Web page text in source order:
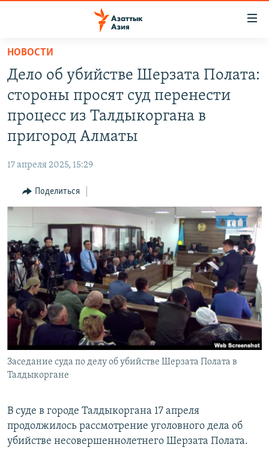
Вернуться
основному
содержанию
Вернутся
главной
Вернутся
поиску
ЦЕНТРАЛЬНАЯ АЗИЯ
НОВОСТИ
ВОЙНА В УКРАИНЕ
НА ДРУГИХ ЯЗЫКАХ
КЫРГЫЗЧА
ЎЗБЕКЧА
TÜRKMENÇE
ПОДПИШИТЕСЬ НА НАС В СОЦСЕТЯХ
НОВОСТИ
Дело об убийстве Шерзата Полата:
стороны просят суд перенести
процесс из Талдыкоргана в
пригород Алматы
17 апреля 2025, 15:29
Поделиться
Заседание суда по делу об убийстве Шерзата Полата в
Талдыкоргане
В суде в городе Талдыкоргана 17 апреля
продолжилось рассмотрение уголовного дела об
убийстве несовершеннолетнего Шерзата Полата.